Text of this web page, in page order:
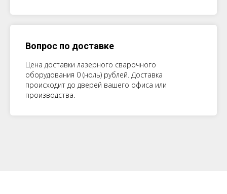
Вопрос по доставке
Цена доставки лазерного сварочного
оборудования 0 (ноль) рублей. Доставка
происходит до дверей вашего офиса или
производства.